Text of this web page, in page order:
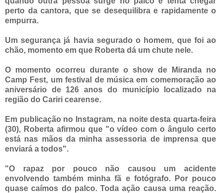
perto da cantora, que se desequilibra e rapidamente o
empurra.
Um segurança já havia segurado o homem, que foi ao
chão, momento em que Roberta dá um chute nele.
O momento ocorreu durante o show de Miranda no
Camp Fest, um festival de música em comemoração ao
aniversário de 126 anos do município localizado na
região do Cariri cearense.
Em publicação no Instagram, na noite desta quarta-feira
(30), Roberta afirmou que "o vídeo com o ângulo certo
está nas mãos da minha assessoria de imprensa que
enviará a todos".
"O rapaz por pouco não causou um acidente
envolvendo também minha fã e fotógrafo. Por pouco
quase caímos do palco. Toda ação causa uma reação.